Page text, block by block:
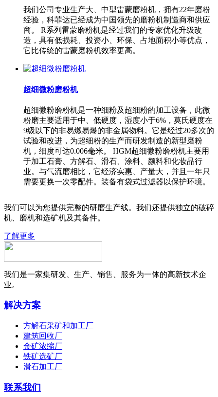
我们公司专业生产大、中型雷蒙磨粉机，拥有22年磨粉
经验，科菲达已经成为中国领先的磨粉机制造商和供应
商。 R系列雷蒙磨粉机是经过我们的专家优化升级改
造，具有低损耗、投资小、环保、占地面积小等优点，
它比传统的雷蒙磨粉机效率更高。
超细微粉磨粉机
超细微粉磨粉机是一种细粉及超细粉的加工设备，此微
粉磨主要适用于中、低硬度，湿度小于6%，莫氏硬度在
9级以下的非易燃易爆的非金属物料。它是经过20多次的
试验和改进，为超细粉的生产而研发制造的新型磨粉
机，细度可达0.006毫米。 HGM超细微粉磨粉机主要用
于加工石膏、方解石、滑石、涂料、颜料和化妆品行
业。与气流磨相比，它经济实惠、产量大，并且一年只
需要更换一次零配件。装备有袋式过滤器以保护环境。
我们可以为您提供完整的研磨生产线。我们还提供独立的破碎
机、磨机和选矿机及其备件。
了解更多
我们是一家集研发、生产、销售、服务为一体的高新技术企
业。
解决方案
方解石采矿和加工厂
建筑回收厂
金矿浓缩厂
铁矿选矿厂
滑石加工厂
联系我们